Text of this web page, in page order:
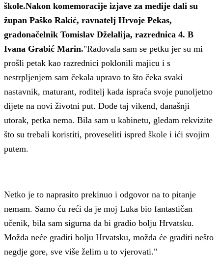
škole.Nakon komemoracije izjave za medije dali su
župan Paško Rakić, ravnatelj Hrvoje Pekas,
gradonačelnik Tomislav Dželalija, razrednica 4. B
Ivana Grabić Marin."Radovala sam se petku jer su mi
prošli petak kao razrednici poklonili majicu i s
nestrpljenjem sam čekala upravo to što čeka svaki
nastavnik, maturant, roditelj kada ispraća svoje punoljetno
dijete na novi životni put. Dođe taj vikend, današnji
utorak, petka nema. Bila sam u kabinetu, gledam rekvizite
što su trebali koristiti, proveseliti ispred škole i ići svojim
putem.
Netko je to naprasito prekinuo i odgovor na to pitanje
nemam. Samo ću reći da je moj Luka bio fantastičan
učenik, bila sam sigurna da bi gradio bolju Hrvatsku.
Možda neće graditi bolju Hrvatsku, možda će graditi nešto
negdje gore, sve više želim u to vjerovati."